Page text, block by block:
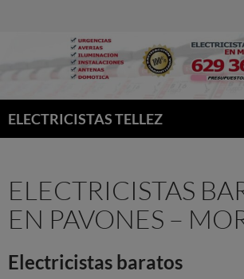
ELECTRICISTAS TELLEZ
ELECTRICISTAS
EN PAVONES –
Electricistas baratos